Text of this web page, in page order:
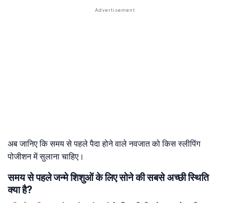
अब जानिए कि समय से पहले पैदा होने वाले नवजात को किस स्लीपिंग
पोजीशन में सुलाना चाहिए।
समय से पहले जन्मे शिशुओं के लिए सोने की सबसे अच्छी स्थिति
क्या है?